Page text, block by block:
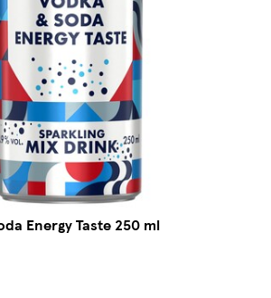
Energy Taste 250 ml